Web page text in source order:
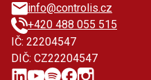
info@controlis.cz
+420 488 055 515
IČ: 22204547
DIČ: CZ22204547